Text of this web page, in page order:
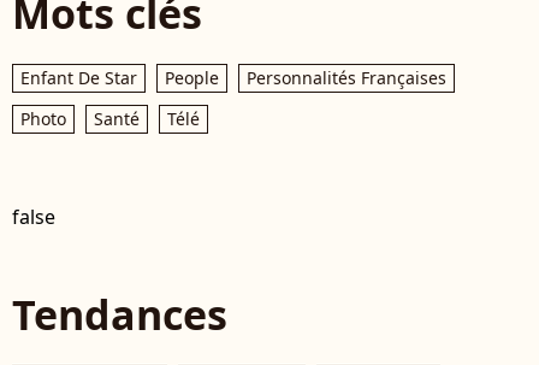
Mots clés
Enfant De Star People
Personnalités Françaises
Photo
Santé Télé
false
Tendances